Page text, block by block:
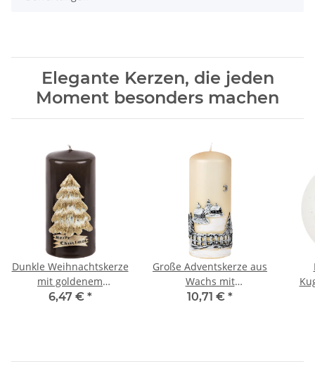
Elegante Kerzen, die jeden
Moment besonders machen
Dunkle Weihnachtskerze
mit goldenem
Weihnachtsbaum aus
6,47 € *
Große Adventskerze aus
Wachs mit
Weihnachtsmotiv aus
10,71 € *